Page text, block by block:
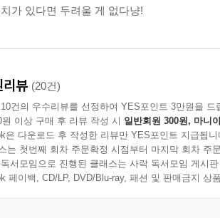
가 있다면 두려울 게 없다냥!
리뷰 (20건)
건의 우수리뷰를 선정하여 YES포인트 3만원을 드
원 이상 구매 후 리뷰 작성 시 일반회원 300원, 마니
은 다운로드 후 작성한 리뷰만 YES포인트 지급됩니
는 첫번째 회차 주문확정 시점부터 마지막 회차 주
서모임으로 진행된 클래스는 사락 독서모임 게시
페이백, CD/LP, DVD/Blu-ray, 패션 및 판매금지 상